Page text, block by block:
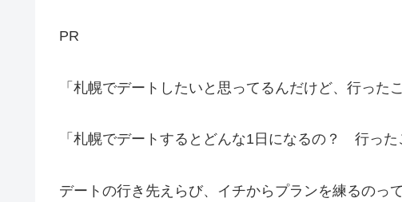
PR
「札幌でデートしたいと思ってるんだけど、行った
「札幌でデートするとどんな1日になるの？ 行った
デートの行き先えらび、イチからプランを練るのっ